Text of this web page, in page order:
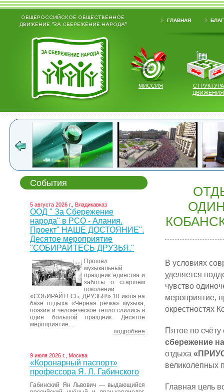
ГЛАВНАЯ
МИССИЯ
СТРУКТУРА
ДВИЖЕНИЯ
События
5 августа 2026 г., Владикавказ
ООД " За Сбережение
народа" в РСО - Алания.
Проект" НАШЕ ДОСТОЯНИЕ".
Десятое мероприятие
"СОБИРАЙТЕСЬ ДРУЗЬЯ."
Прошел
музыкальный
праздник единства и
заботы о старшем
поколении
«СОБИРАЙТЕСЬ, ДРУЗЬЯ!» 10 июля на
базе отдыха «Черная речка» музыка,
поэзия и человеческое тепло слились в
один большой праздник. Десятое
мероприятие ...
подробнее
9 июля 2026 г., Москва
«Коронарный паспорт»
профессора Я. Л. Габинского
Габинский Ян Львович — выдающийся
В условиях
уделяется
чувство
мероприятие,
окрестностях
Пятое по
сбережение
отдыха
великолепных
Главная цель